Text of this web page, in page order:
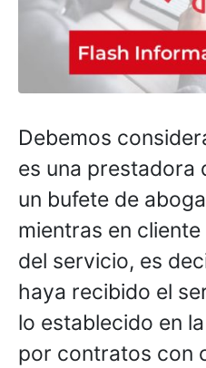
Debemos
es una prestadora
un bufete de
mientras en
del servicio, es
haya recibido el
lo establecido en
por contratos con